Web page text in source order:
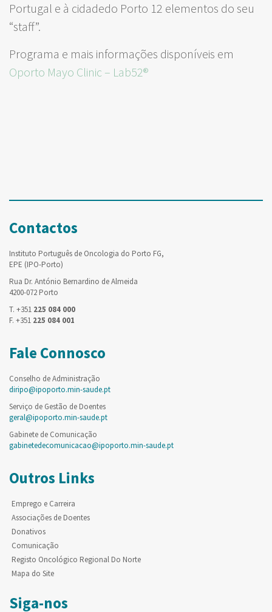
Portugal e à cidadedo Porto 12 elementos do seu
“staff”.
Programa e mais informações disponíveis em
Oporto Mayo Clinic – Lab52®
Contactos
Instituto Português de Oncologia do Porto FG,
EPE (IPO-Porto)
Rua Dr. António Bernardino de Almeida
4200-072 Porto
T. +351 225 084 000
F. +351 225 084 001
Fale Connosco
Conselho de Administração
diripo@ipoporto.min-saude.pt
Serviço de Gestão de Doentes
geral@ipoporto.min-saude.pt
Gabinete de Comunicação
gabinetedecomunicacao@ipoporto.min-saude.pt
Outros Links
Emprego e Carreira
Associações de Doentes
Donativos
Comunicação
Registo Oncológico Regional Do Norte
Mapa do Site
Siga-nos